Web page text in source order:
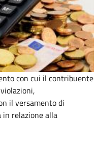
con cui il contribuente
il versamento di
relazione alla